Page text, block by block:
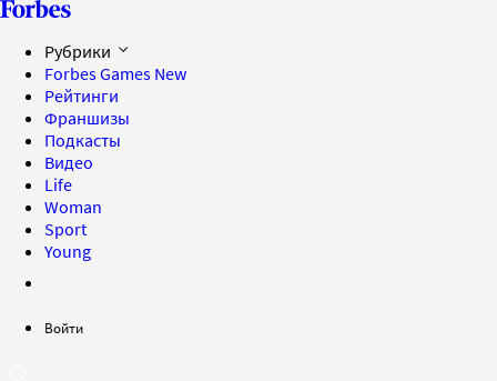
Рубрики
Forbes Games New
Рейтинги
Франшизы
Подкасты
Видео
Life
Woman
Sport
Young
Войти